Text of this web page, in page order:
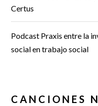
Certus
Podcast Praxis entre la
social en trabajo social
CANCIONES